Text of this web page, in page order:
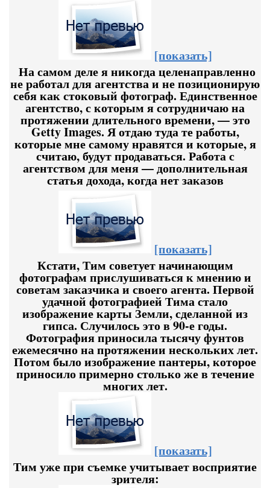
[показать]
На самом деле я никогда целенаправленно
не работал для агентства и не позиционирую
себя как стоковый фотограф. Единственное
агентство, с которым я сотрудничаю на
протяжении длительного времени, — это
Getty Images. Я отдаю туда те работы,
которые мне самому нравятся и которые, я
считаю, будут продаваться. Работа с
агентством для меня — дополнительная
статья дохода, когда нет заказов
[показать]
Кстати, Тим советует начинающим
фотографам прислушиваться к мнению и
советам заказчика и своего агента. Первой
удачной фотографией Тима стало
изображение карты Земли, сделанной из
гипса. Случилось это в 90-е годы.
Фотография приносила тысячу фунтов
ежемесячно на протяжении нескольких лет.
Потом было изображение пантеры, которое
приносило примерно столько же в течение
многих лет.
[показать]
Тим уже при съемке учитывает восприятие
зрителя: